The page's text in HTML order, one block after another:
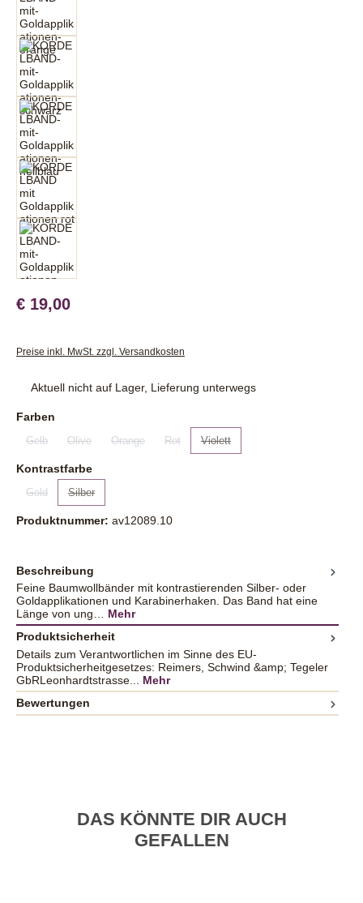
€ 19,00
Preise inkl. MwSt. zzgl. Versandkosten
Aktuell nicht auf Lager, Lieferung unterwegs
Farben
Gelb(Diese Option ist zurzeit nicht verfügbar.)
Olive(Diese Option ist zurzeit nicht verfügbar.)
Orange(Diese Option ist zurzeit nicht verfügbar.)
Rot(Diese Option ist zurzeit nicht verfügbar.)
Violett(Diese Option ist zurzeit nicht
Kontrastfarbeauswählen
Gold(Diese Option ist zurzeit nicht verfügbar.)
Silber(Diese Option ist zurzeit nicht verfügbar.)
Produktnummer: av12089.10
Beschreibung
Feine Baumwollbänder mit kontrastierenden Silber- oder
Goldapplikationen und Karabinerhaken. Das Band hat eine
Länge von ung… Mehr
Produktsicherheit
Details zum Verantwortlichen im Sinne des EU-
Produktsicherheitgesetzes: Reimers, Schwind &amp; Tegeler
GbRLeonhardtstrasse... Mehr
Bewertungen
DAS KÖNNTE DIR AUCH
GEFALLEN